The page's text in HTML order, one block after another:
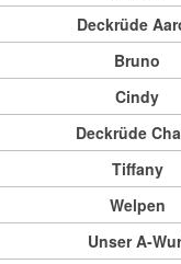
Deckrüde
Bruno
Cindy
Deckrüde
Tiffany
Welpen
Unser A-